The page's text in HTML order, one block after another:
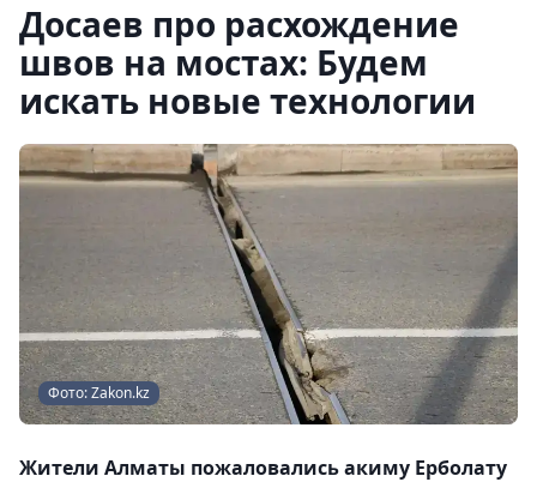
Досаев про расхождение
швов на мостах: Будем
искать новые технологии
Фото: Zakon.kz
Жители Алматы пожаловались акиму Ерболату